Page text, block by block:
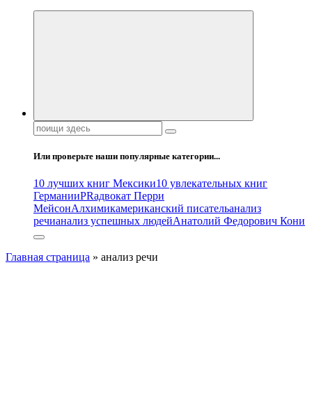
Поиск:
Или проверьте наши популярные категории...
10 лучших книг Мексики10 увлекательных книг
ГерманииPRадвокат Перри
МейсонАлхимикамериканский писательанализ
речианализ успешных людейАнатолий Федорович Кони
Главная страница » анализ речи